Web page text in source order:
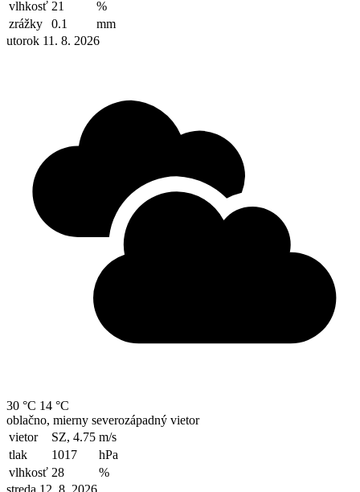
vlhkosť 21
%
zrážky
0.1
mm
utorok 11. 8. 2026
30 °C 14 °C
oblačno, mierny severozápadný vietor
vietor
SZ, 4.75 m/s
tlak
1017
hPa
vlhkosť 28
%